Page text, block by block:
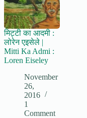
मिट्टी का आदमी :
लोरेन एइसेले |
Mitti Ka Admi :
Loren Eiseley
November
26,
2016
1
Comment